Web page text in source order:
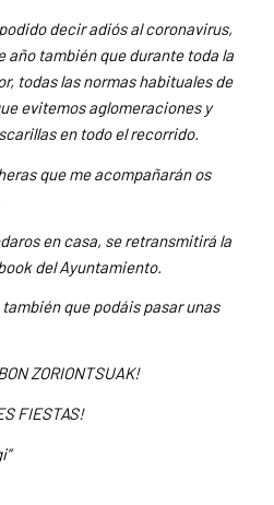
decir adiós al coronavirus,
año también que durante toda la
todas las normas habituales de
evitemos aglomeraciones y
en todo el recorrido.
que me acompañarán os
en casa, se retransmitirá la
del Ayuntamiento.
que podáis pasar unas
ZORIONTSUAK!
FIESTAS!